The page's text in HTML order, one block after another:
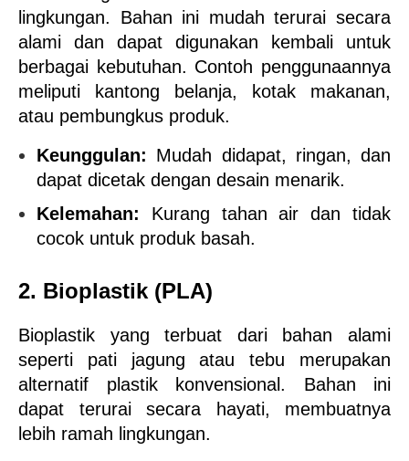
lingkungan. Bahan ini mudah terurai secara
alami dan dapat digunakan kembali untuk
berbagai kebutuhan. Contoh penggunaannya
meliputi kantong belanja, kotak makanan,
atau pembungkus produk.
Keunggulan: Mudah didapat, ringan, dan
dapat dicetak dengan desain menarik.
Kelemahan: Kurang tahan air dan tidak
cocok untuk produk basah.
2. Bioplastik (PLA)
Bioplastik yang terbuat dari bahan alami
seperti pati jagung atau tebu merupakan
alternatif plastik konvensional. Bahan ini
dapat terurai secara hayati, membuatnya
lebih ramah lingkungan.